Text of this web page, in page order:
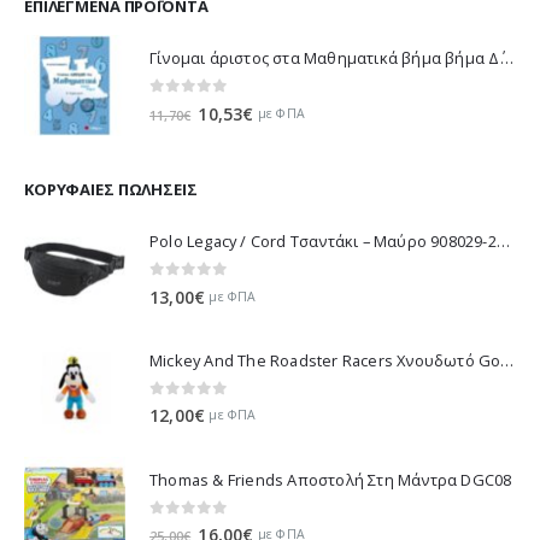
ΕΠΙΛΕΓΜΈΝΑ ΠΡΟΪΌΝΤΑ
Γίνομαι άριστος στα Μαθηματικά βήμα βήμα Δ΄ Δημοτικού - Λυκοτραφίτη Αντιγόνη 21188
11,70€ Original
10,53€ Ημε ΦΠΑ
ΚΟΡΥΦΑΊΕΣ ΠΩΛΉΣΕΙΣ
Polo Legacy / Cord Τσαντάκι – Μαύρο 908029-2000 2022
13,00€ με ΦΠΑ
Mickey And The Roadster Racers Χνουδωτό Goofy 25 εκ 1607-01691
0 out of 5
12,00€ με ΦΠΑ
Thomas & Friends Αποστολή Στη Μάντρα DGC08
out of 5
25,00€ Original
16,00€ Ημε ΦΠΑ